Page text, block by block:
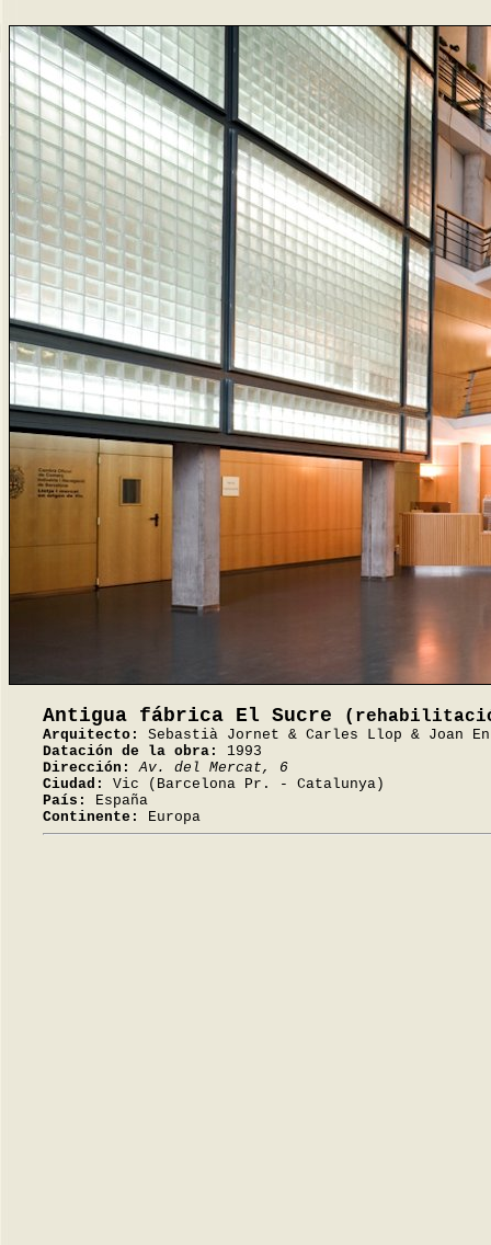
Antigua fábrica El Sucre
Arquitecto:
Sebastià Jornet & Carles Llop & Joan
Datación de la obra:
1993
Dirección:
Av. del Mercat, 6
Ciudad:
Vic (Barcelona Pr. - Catalunya)
País:
España
Continente:
Europa